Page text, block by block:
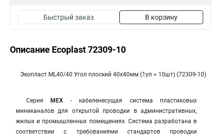
Быстрый заказ В корзину
Описание Ecoplast 72309-10
Экопласт ML40/40 Угол плоский 40х40мм (1уп = 10шт) (72309-10)
Серия МЕХ - кабеленесущая система пластиковых
миниканалов для открытой проводки в административных,
жилых и промышленных помещениях. Система разработана в
соответствии с требованиями стандартов проводки